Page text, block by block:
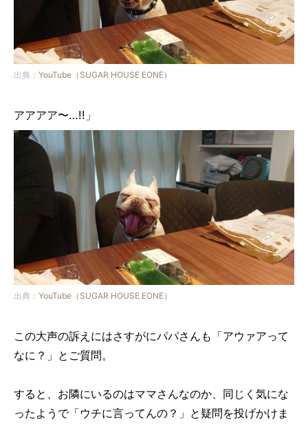
出典： YouTube（SUGAR HOUSE EONE）
アアアア〜…!!」
出典： YouTube（SUGAR HOUSE EONE）
この大声の訴えにはさすがにパパさんも「アウァアって
なに？」とご質問。
すると、お隣にいるのはママさんなのか、同じく気にな
ったようで「ウチに言ってんの？」と疑問を投げかけま